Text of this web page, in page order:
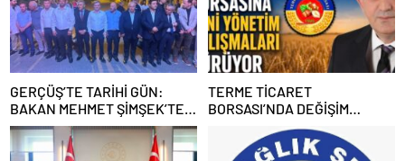
GERÇÜŞ’TE TARİHİ GÜN:
BAKAN MEHMET ŞİMŞEK’TEN
MEMLEKETİNE YAKIN İLGİ
TERME TİCARET
BORSASI’NDA DEĞİŞİM
PEKER